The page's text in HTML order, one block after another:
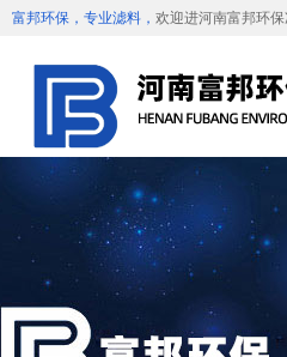
富邦环保，专业滤料， 欢迎进河南富邦环